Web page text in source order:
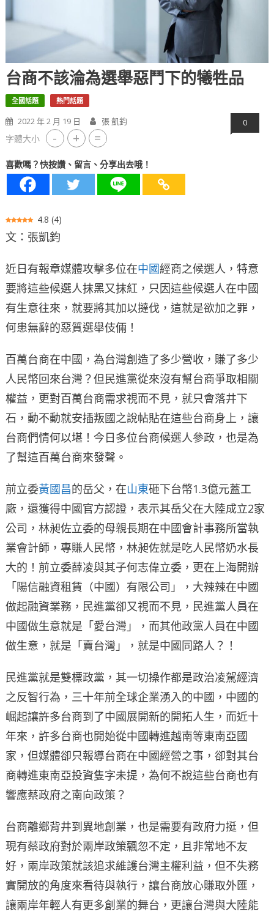
台商不該淪為選舉惡鬥下的犧牲品
全國話題 熱門話題
2022 年 2 月 19 日 張 凱鈞 0
字體大小 - + =
喜歡嗎？快按讚、留言、分享出去哦！
4.8 (4)
文：張凱鈞
近日有報章媒體攻擊多位在中國經商之候選人，特意
要將這些候選人抹黑又抹紅，只因這些候選人在中國
有生意往來，就要將其加以撻伐，這就是欲加之罪，
何患無辭的惡質選舉伎倆！
百萬台商在中國，為台灣創造了多少營收，賺了多少
人民幣回來台灣？但民進黨從來沒有幫台商爭取相關
權益，更對百萬台商需求視而不見，就只會落井下
石，動不動就安插叛國之說帖貼在這些台商身上，讓
台商們情何以堪！今日多位台商候選人參政，也是為
了幫這百萬台商來發聲。
前立委黃國昌的岳父，在山東砸下台幣1.3億元蓋工
廠，還獲得中國官方認證，表示其岳父在大陸成立2家
公司，林昶佐立委的母親長期在中國會計事務所當執
業會計師，專賺人民幣，林昶佐就是吃人民幣奶水長
大的！前立委薛凌與其子何志偉立委，更在上海開辦
「陽信融資租賃（中國）有限公司」，大辣辣在中國
做起融資業務，民進黨卻又視而不見，民進黨人員在
中國做生意就是「愛台灣」，而其他政黨人員在中國
做生意，就是「賣台灣」，就是中國同路人？！
民進黨就是雙標政黨，其一切操作都是政治凌駕經濟
之反智行為，三十年前全球企業湧入的中國，中國的
崛起讓許多台商到了中國展開新的開拓人生，而近十
年來，許多台商也開始從中國轉進越南等東南亞國
家，但媒體卻只報導台商在中國經營之事，卻對其台
商轉進東南亞投資隻字未提，為何不說這些台商也有
響應蔡政府之南向政策？
台商離鄉背井到異地創業，也是需要有政府力挺，但
現有蔡政府對於兩岸政策飄忽不定，且非常地不友
好，兩岸政策就該追求維護台灣主權利益，但不失務
實開放的角度來看待與執行，讓台商放心賺取外匯，
讓兩岸年輕人有更多創業的舞台，更讓台灣與大陸能